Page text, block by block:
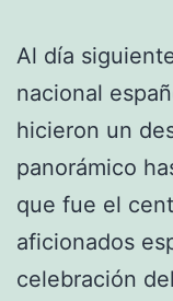
Al día
nacional
hicieron un
panorámico
que fue el
aficionados
celebración